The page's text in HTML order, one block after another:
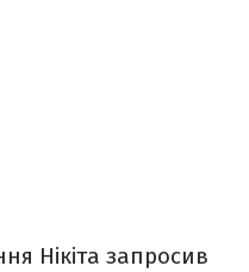
Нікіта запросив